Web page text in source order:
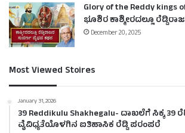
Glory of the Reddy kings
ಭೂಶಿರ ಕಾಶ್ಮೀರದಲ್ಲೂ
December 20, 2025
Most Viewed Stoires
January 31, 2026
39 Reddikulu Shakhegalu- ದಾಖಲೆಗೆ ಸಿಕ್ಕ 39
ವೈವಿಧ್ಯತೆಯೊಳಗಿನ ಐತಿಹಾಸಿಕ ರೆಡ್ಡಿ ಪರಂಪರೆ